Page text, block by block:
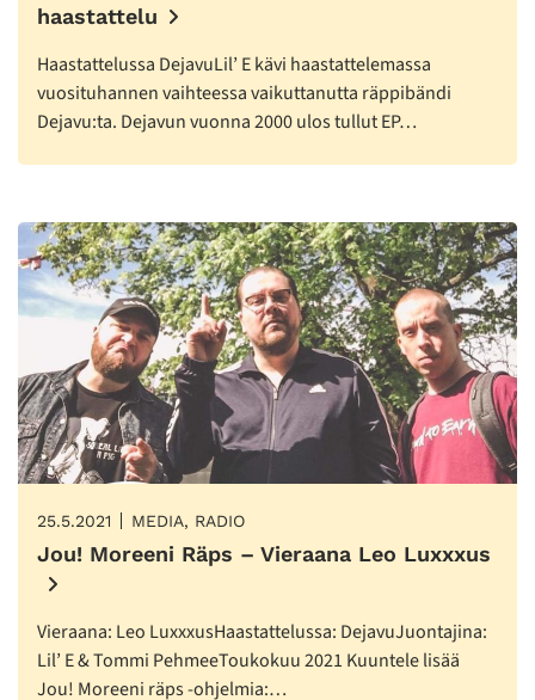
haastattelu
Haastattelussa DejavuLil’ E kävi haastattelemassa
vuosituhannen vaihteessa vaikuttanutta räppibändi
Dejavu:ta. Dejavun vuonna 2000 ulos tullut EP…
25.5.2021 MEDIA, RADIO
Jou! Moreeni Räps – Vieraana Leo Luxxxus
Vieraana: Leo LuxxxusHaastattelussa: DejavuJuontajina:
Lil’ E & Tommi PehmeeToukokuu 2021 Kuuntele lisää
Jou! Moreeni räps -ohjelmia:…